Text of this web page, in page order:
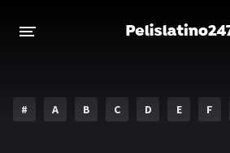
ESTRENOS 2023
# A B C D E F